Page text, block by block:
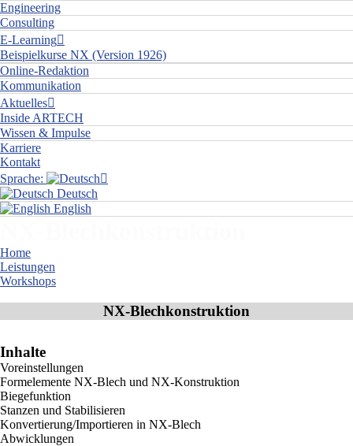
Engineering
Consulting
E-Learning
Beispielkurse NX (Version 1926)
Online-Redaktion
Kommunikation
Aktuelles
Inside ARTECH
Wissen & Impulse
Karriere
Kontakt
Sprache:
Deutsch
English
Home
Leistungen
Workshops
NX-Blechkonstruktion
Inhalte
Voreinstellungen
Formelemente NX-Blech und NX-Konstruktion
Biegefunktion
Stanzen und Stabilisieren
Konvertierung/Importieren in NX-Blech
Abwicklungen